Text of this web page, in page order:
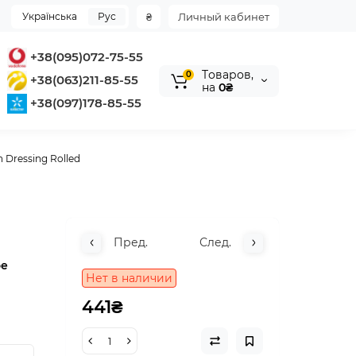
Личный кабинет
₴
Українська Рус
+38(095)072-75-55
+38(063)211-85-55
+38(097)178-85-55
0
Tоваров,
на 0₴
Dressing Rolled
Пред. След.
Нет в наличии
441₴